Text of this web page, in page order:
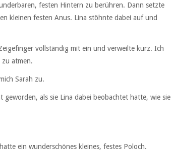
festen Hintern zu berühren. Dann setzte
kleinen festen Anus. Lina stöhnte dabei auf und
vollständig mit ein und verweilte kurz. Ich
zu atmen.
Sarah zu.
als sie Lina dabei beobachtet hatte, wie sie
ein wunderschönes kleines, festes Poloch.